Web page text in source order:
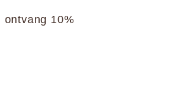
ontvang 10%